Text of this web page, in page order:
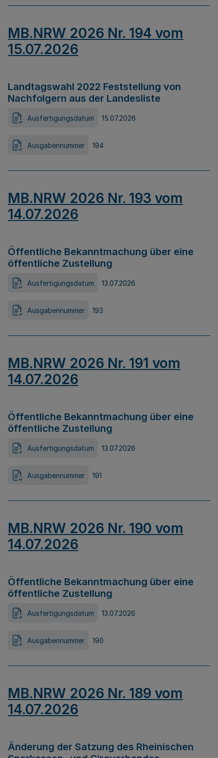
MB.NRW 2026 Nr. 194 vom
15.07.2026
Landtagswahl 2022 Feststellung von
Nachfolgern aus der Landesliste
Ausfertigungsdatum 15.07.2026
Ausgabennummer 194
MB.NRW 2026 Nr. 193 vom
14.07.2026
Öffentliche Bekanntmachung über eine
öffentliche Zustellung
Ausfertigungsdatum 13.07.2026
Ausgabennummer 193
MB.NRW 2026 Nr. 191 vom
14.07.2026
Öffentliche Bekanntmachung über eine
öffentliche Zustellung
Ausfertigungsdatum 13.07.2026
Ausgabennummer 191
MB.NRW 2026 Nr. 190 vom
14.07.2026
Öffentliche Bekanntmachung über eine
öffentliche Zustellung
Ausfertigungsdatum 13.07.2026
Ausgabennummer 190
MB.NRW 2026 Nr. 189 vom
14.07.2026
Änderung der Satzung des Rheinischen